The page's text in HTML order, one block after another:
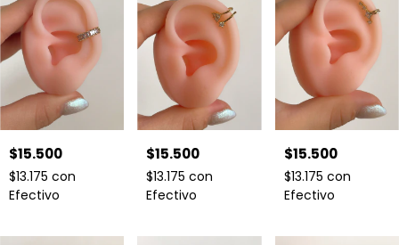
$15.500
$13.175 con
Efectivo
$15.500
$13.175con
Efectivo
$15.500
$13.175 con
Efectivo